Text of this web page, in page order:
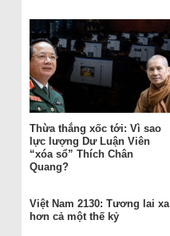
Thừa thắng xốc tới: Vì sao
lực lượng Dư Luận Viên
“xóa sổ” Thích Chân
Quang?
Việt Nam 2130: Tương lai xa
hơn cả một thế kỷ